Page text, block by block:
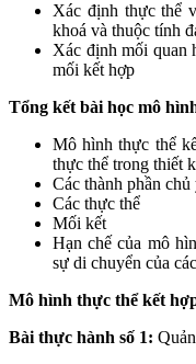
Xác định thực thể
khoá và thuộc tính
Xác định mối quan
mối kết hợp
Tổng kết bài học mô
Mô hình thực thể
thực thể trong thiết
Các thành phần
Các thực thể
Mối kết
Hạn chế của mô
sự di chuyển của
Mô hình thực thể kết
Bài thực hành số 1: